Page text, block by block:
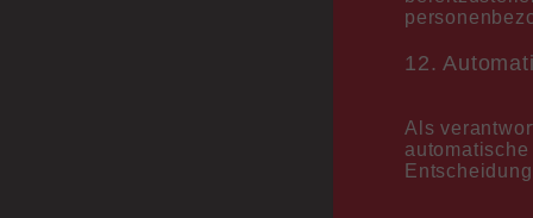
12.
Als
automatische